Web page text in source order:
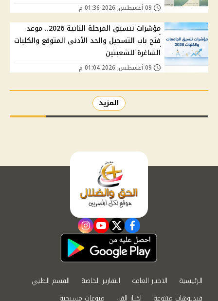
مؤشرات تنسيق المرحلة الثانية 2026.. موعد
فتح باب التسجيل والحد الأدنى المتوقع والكليات
الشاغرة للشعبتين
المزيد
facebook
twitter
youtube
instagram
الرئيسية الاخبار العامة التقارير الخاصة
القسم الطبي
فيديوهات متنوعة
اخبار الفن منوعات مسيحية